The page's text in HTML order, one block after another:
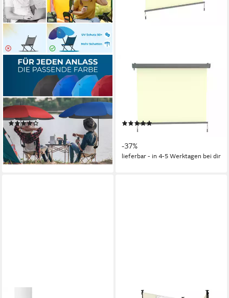
STYNGARD
Sonnenschirm Stuhl
Sonnenschirm für Liegestuhl
mit UV Schutz 50+/120 cm
Durchmesser
39,99 €
lieferbar - in 5-6 Werktagen bei dir
KONIFERA
(6)
ab 56,49 €
-37%
lieferbar - in 4-5 Werktagen bei dir